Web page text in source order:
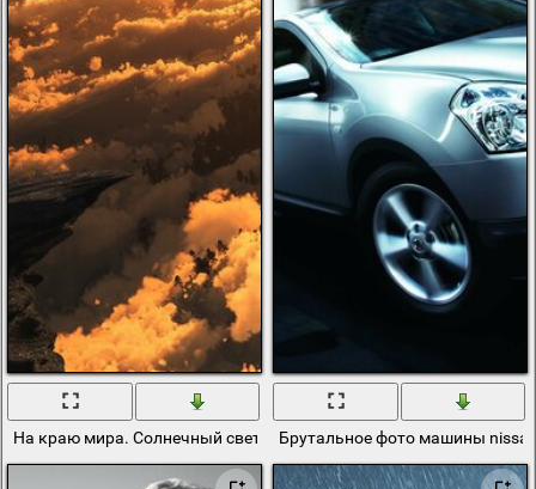
На краю мира. Солнечный свет Брутальное фото машины